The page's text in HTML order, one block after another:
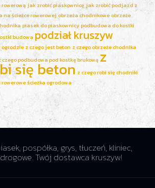
jak zrobić piaskownicę jak zrobić podjazd z
na ścieżce rowerowej obrzeża chodnikoweobrzeże
piasek do piaskownicypodbudowa do kostki
budowa podział kruszyw
ogrodzie z czego jest beton z czego obrzeże chodnika
czego podbudowa pod kostkę brukową z
się beton z czego robi się chodniki
roweroweścieżka ogrodowa
pospółka, grys, tłuczeń, kliniec,
Twój dostawca kruszyw!